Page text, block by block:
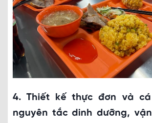
4. Thiết kế thực đơn và
nguyên tắc dinh dưỡng,